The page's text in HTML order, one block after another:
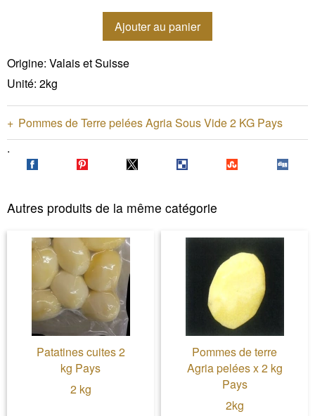
Ajouter au panier
Origine: Valais et Suisse
Unité: 2kg
Pommes de Terre pelées Agria Sous Vide 2 KG Pays
Autres produits de la même catégorie
Patatines cuites 2
kg Pays
2 kg
Pommes de terre
Agria pelées x 2 kg
Pays
2kg